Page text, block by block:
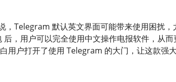
，Telegram 默认英文界面可能带来使用困扰
，用户可以完全使用中文操作电报软件，从
用户打开了使用 Telegram 的大门，让这款强